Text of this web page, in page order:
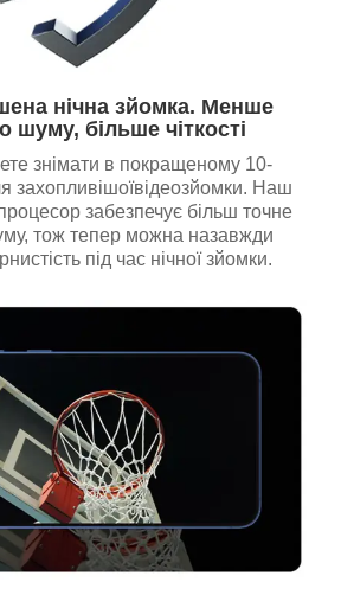
нічна зйомка. Менше
шуму, більше чіткості
знімати в покращеному 10-
захопливішоївідеозйомки. Наш
забезпечує більш точне
тож тепер можна назавжди
під час нічної зйомки.